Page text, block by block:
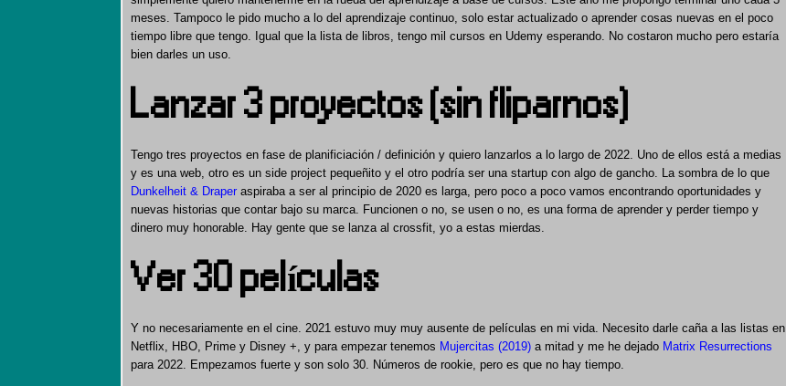
meses. Tampoco le pido mucho a lo del aprendizaje continuo, solo estar actualizado o aprender cosas nuevas en el poco
tiempo libre que tengo. Igual que la lista de libros, tengo mil cursos en Udemy esperando. No costaron mucho pero estaría
bien darles un uso.
Lanzar 3 proyectos (sin fliparnos)
Tengo tres proyectos en fase de planificiación / definición y quiero lanzarlos a lo largo de 2022. Uno de ellos está a medias
y es una web, otro es un side project pequeñito y el otro podría ser una startup con algo de gancho. La sombra de lo que
Dunkelheit & Draper aspiraba a ser al principio de 2020 es larga, pero poco a poco vamos encontrando oportunidades y
nuevas historias que contar bajo su marca. Funcionen o no, se usen o no, es una forma de aprender y perder tiempo y
dinero muy honorable. Hay gente que se lanza al crossfit, yo a estas mierdas.
Ver 30 películas
Y no necesariamente en el cine. 2021 estuvo muy muy ausente de películas en mi vida. Necesito darle caña a las listas en
Netflix, HBO, Prime y Disney +, y para empezar tenemos Mujercitas (2019) a mitad y me he dejado Matrix Resurrections
para 2022. Empezamos fuerte y son solo 30. Números de rookie, pero es que no hay tiempo.